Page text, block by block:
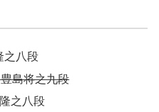
之八段
島将之九段
之八段